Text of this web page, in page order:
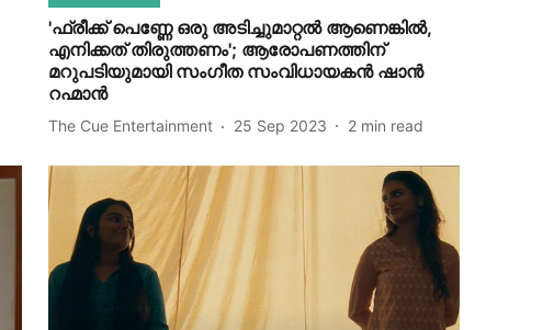
'ഫ്രീക്ക് പെണ്ണേ ഒരു അടിച്ചുമാറ്റൽ ആണെങ്കിൽ,
എനിക്കത് തിരുത്തണം'; ആരോപണത്തിന്
മറുപടിയുമായി സം​ഗീത സംവിധായകൻ ഷാൻ
റഹ്മാൻ
The Cue Entertainment 25 Sep 2023 2 min read